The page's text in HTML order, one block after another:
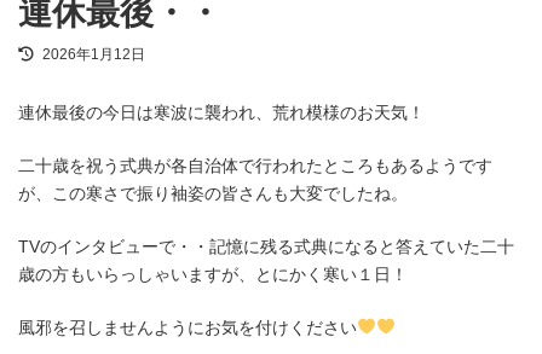
連休最後・・
最
新
時
:
2026年1月12日
連休最後の今日は寒波に襲われ、荒れ模様のお天気！
二十歳を祝う式典が各自治体で行われたところもあるようです
が、この寒さで振り袖姿の皆さんも大変でしたね。
TVのインタビューで・・記憶に残る式典になると答えていた二十
歳の方もいらっしゃいますが、とにかく寒い１日！
風邪を召しませんようにお気を付けください